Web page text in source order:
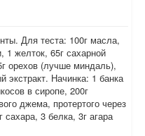
Для теста: 100г масла,
1 желток, 65г сахарной
орехов (лучше миндаль),
экстракт. Начинка: 1 банка
в сиропе, 200г
джема, протертого через
сахара, 3 белка, 3г агара